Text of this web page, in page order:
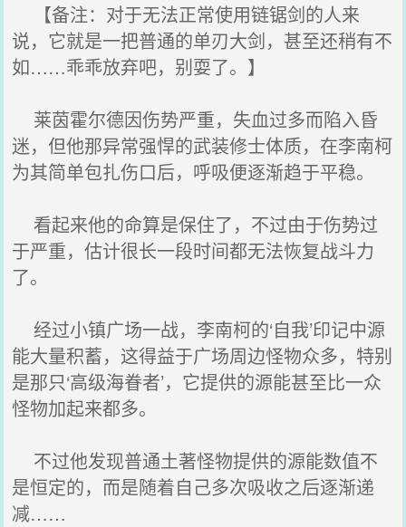
【备注：对于无法正常使用链锯剑的人来
说，它就是一把普通的单刃大剑，甚至还稍有不
如……乖乖放弃吧，别耍了。】
莱茵霍尔德因伤势严重，失血过多而陷入昏
迷，但他那异常强悍的武装修士体质，在李南柯
为其简单包扎伤口后，呼吸便逐渐趋于平稳。
看起来他的命算是保住了，不过由于伤势过
于严重，估计很长一段时间都无法恢复战斗力
了。
经过小镇广场一战，李南柯的‘自我’印记中源
能大量积蓄，这得益于广场周边怪物众多，特别
是那只‘高级海眷者’，它提供的源能甚至比一众
怪物加起来都多。
不过他发现普通土著怪物提供的源能数值不
是恒定的，而是随着自己多次吸收之后逐渐递
减……